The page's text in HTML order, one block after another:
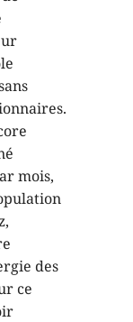
mois,
des
ce